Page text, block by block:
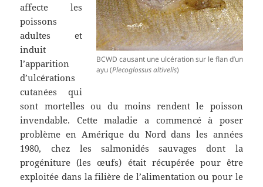
BCWD causant une ulcération sur le flan d’un
ayu (Plecoglossus altivelis)
affecte les
poissons
adultes et
induit
l’apparition
d’ulcérations
cutanées qui
sont mortelles ou du moins rendent le poisson
invendable. Cette maladie a commencé à poser
problème en Amérique du Nord dans les années
1980, chez les salmonidés sauvages dont la
progéniture (les œufs) était récupérée pour être
exploitée dans la filière de l’alimentation ou pour le